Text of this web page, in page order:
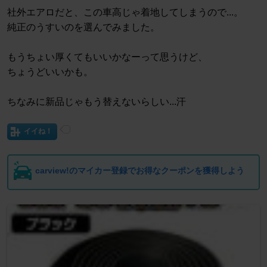
社外エアロだと、この車高じゃ着地してしまうので...。
純正のうすいのを選んでみました。
もうちょい厚くてもいいかなーって思うけど、
ちょうどいいかも。
ちなみに新品じゃもう替えないらしい...汗
イイね！
carview!のマイカー登録でお得なクーポンを獲得しよう